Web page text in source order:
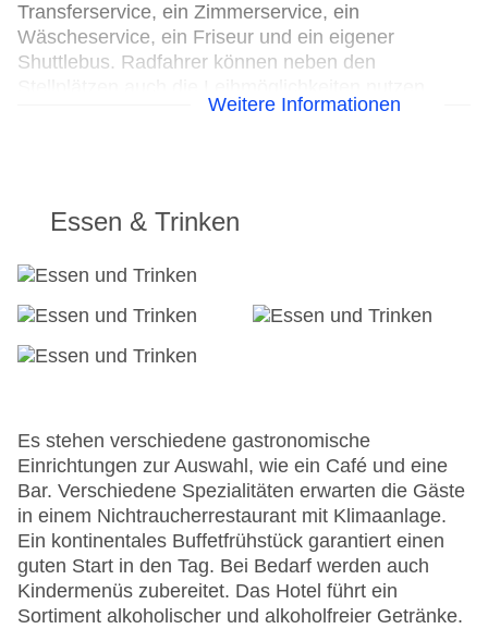
Transferservice, ein Zimmerservice, ein
Wäscheservice, ein Friseur und ein eigener
Shuttlebus. Radfahrer können neben den
Kostenfrei steht Gästen die Tageszeitung zur
24h Rezeption
Parkplatz
Check-out bis: 11:00:00
Konferenzraum
Hoteleröffnung: 1971
Letzte umfassende Renovierung: 2016
Lift
Minimarkt
Anzahl der Konferenzräume: 1
Anzahl der Aufzüge: 18
Zimmerservice
Gesamtanzahl der Stockwerke: 47
Gesamtanzahl der Zimmer: 1441
Weitere Informationen
Essen & Trinken
Es stehen verschiedene gastronomische
Einrichtungen zur Auswahl, wie ein Café und eine
Bar. Verschiedene Spezialitäten erwarten die Gäste
in einem Nichtraucherrestaurant mit Klimaanlage.
Ein kontinentales Buffetfrühstück garantiert einen
guten Start in den Tag. Bei Bedarf werden auch
Kindermenüs zubereitet. Das Hotel führt ein
Sortiment alkoholischer und alkoholfreier Getränke.